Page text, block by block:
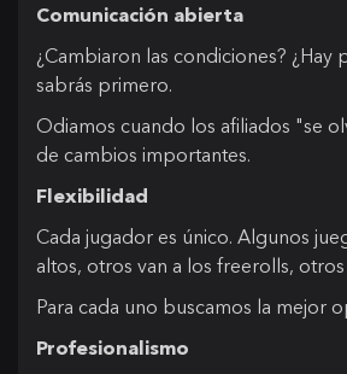
Comunicación abierta
¿Cambiaron las condiciones? ¿Hay
sabrás primero.
Odiamos cuando los afiliados "se
de cambios importantes.
Flexibilidad
Cada jugador es único. Algunos
altos, otros van a los freerolls,
Para cada uno buscamos la mejor
Profesionalismo